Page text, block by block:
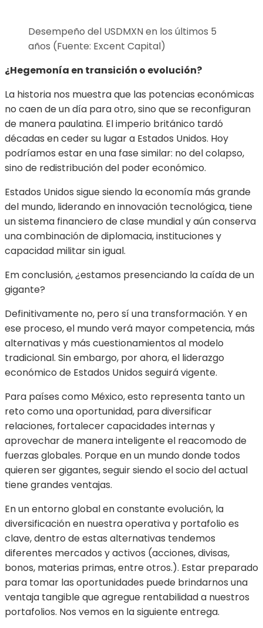
Desempeño del USDMXN en los últimos 5
años (Fuente: Excent Capital)
¿Hegemonía en transición o evolución?
La historia nos muestra que las potencias económicas
no caen de un día para otro, sino que se reconfiguran
de manera paulatina. El imperio británico tardó
décadas en ceder su lugar a Estados Unidos. Hoy
podríamos estar en una fase similar: no del colapso,
sino de redistribución del poder económico.
Estados Unidos sigue siendo la economía más grande
del mundo, liderando en innovación tecnológica, tiene
un sistema financiero de clase mundial y aún conserva
una combinación de diplomacia, instituciones y
capacidad militar sin igual.
Em conclusión, ¿estamos presenciando la caída de un
gigante?
Definitivamente no, pero sí una transformación. Y en
ese proceso, el mundo verá mayor competencia, más
alternativas y más cuestionamientos al modelo
tradicional. Sin embargo, por ahora, el liderazgo
económico de Estados Unidos seguirá vigente.
Para países como México, esto representa tanto un
reto como una oportunidad, para diversificar
relaciones, fortalecer capacidades internas y
aprovechar de manera inteligente el reacomodo de
fuerzas globales. Porque en un mundo donde todos
quieren ser gigantes, seguir siendo el socio del actual
tiene grandes ventajas.
En un entorno global en constante evolución, la
diversificación en nuestra operativa y portafolio es
clave, dentro de estas alternativas tendemos
diferentes mercados y activos (acciones, divisas,
bonos, materias primas, entre otros.). Estar preparado
para tomar las oportunidades puede brindarnos una
ventaja tangible que agregue rentabilidad a nuestros
portafolios. Nos vemos en la siguiente entrega.